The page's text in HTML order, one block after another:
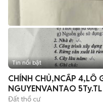
Tin nổi bật
CHÍNH CHỦ,NCẤP 4,LÔ
NGUYENVANTAO
Đất thổ cư